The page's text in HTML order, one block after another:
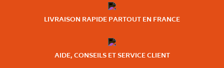
LIVRAISON RAPIDE PARTOUT EN FRANCE
AIDE, CONSEILS ET SERVICE CLIENT